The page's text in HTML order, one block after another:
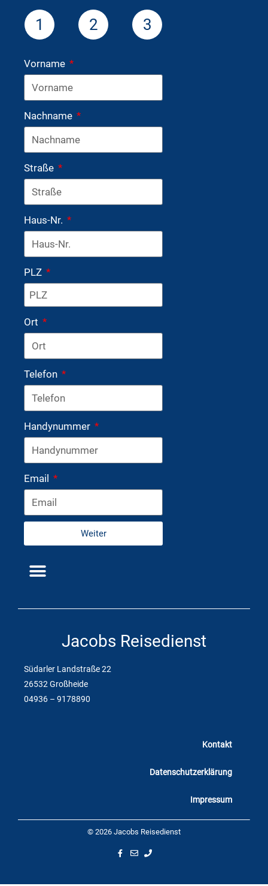
1 2 3
Vorname
Nachname
Straße
Haus-Nr.
PLZ
Ort
Telefon
Handynummer
Email
Weiter
Jacobs Reisedienst
Südarler Landstraße 22
26532 Großheide
04936 – 9178890
Kontakt
Datenschutzerklärung
Impressum
© 2026 Jacobs Reisedienst